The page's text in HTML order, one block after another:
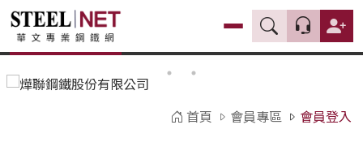
首頁 會員專區 會員登入